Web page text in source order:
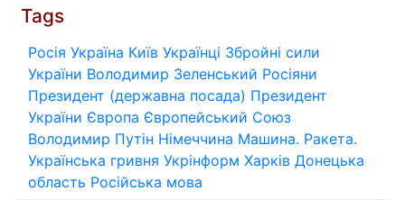
Tags
Росія Україна Київ Українці Збройні сили
України Володимир Зеленський Росіяни
Президент (державна посада) Президент
України Європа Європейський Союз
Володимир Путін Німеччина Машина. Ракета.
Українська гривня Укрінформ Харків Донецька
область Російська мова